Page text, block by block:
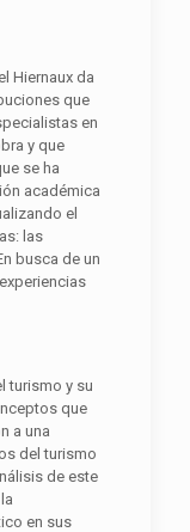
Hiernaux da
que
en
y que
se ha
académica
el
las
busca de un
turismo y su
que
a una
del turismo
de este
en sus